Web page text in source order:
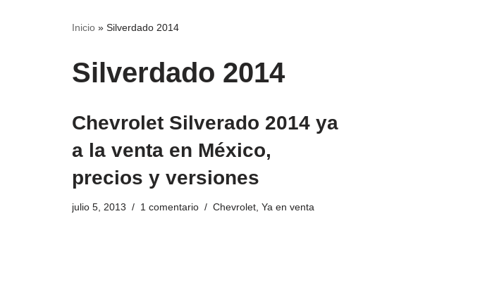
Inicio » Silverdado 2014
Silverdado 2014
Chevrolet Silverado 2014 ya
a la venta en México,
precios y versiones
julio 5, 2013 1 comentario Chevrolet, Ya en venta